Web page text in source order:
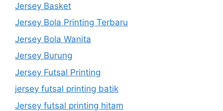
Jersey Basket
Jersey Bola Printing Terbaru
Jersey Bola Wanita
Jersey Burung
Jersey Futsal Printing
jersey futsal printing batik
Jersey futsal printing hitam